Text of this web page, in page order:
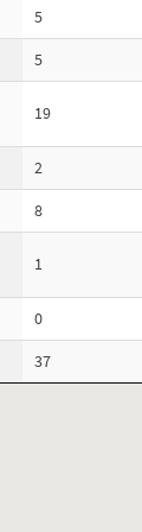
5
5
19
2
8
1
0
37